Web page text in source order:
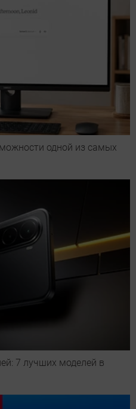
одной из самых
7 лучших моделей в